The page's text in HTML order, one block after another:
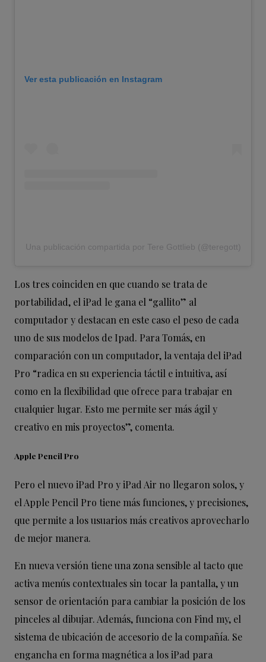
Ver esta publicación en Instagram
Una publicación compartida por Tere Gottlieb (@teregott)
Los tres coinciden en que cuando se trata de
portabilidad, el iPad le gana el “gallito” al
computador y destacan en este caso el peso de cada
uno de sus modelos de Ipad. Para Tomás, en
comparación con un computador, la ventaja del iPad
Pro “radica en su experiencia táctil e intuitiva, así
como en la flexibilidad que ofrece para trabajar en
cualquier lugar. Esto me permite ser más ágil y
creativo en mis proyectos”, comenta.
Apple Pencil Pro
Pero el nuevo iPad Pro y iPad Air no llegaron solos, y
el Apple Pencil Pro tiene más funciones, y precisiones,
que permite a los usuarios más creativos aprovecharlo
de mejor manera.
En nueva versión tiene una zona sensible al tacto que
activa menús contextuales sin tocar la pantalla, y un
sensor de orientación para cambiar la posición de los
pinceles al dibujar. Además, funciona con Find my, el
sistema de ubicación de accesorio de la compañía. Se
engancha en forma magnética a los iPad para